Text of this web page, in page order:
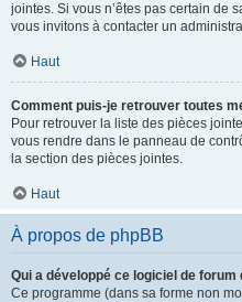
jointes. Si vous n’êtes pas certain de
vous invitons à contacter un
Haut
Comment puis-je retrouver toutes
Pour retrouver la liste des pièces
vous rendre dans le panneau de
la section des pièces jointes.
Haut
À propos de phpBB
Qui a développé ce logiciel de
Ce programme (dans sa forme non